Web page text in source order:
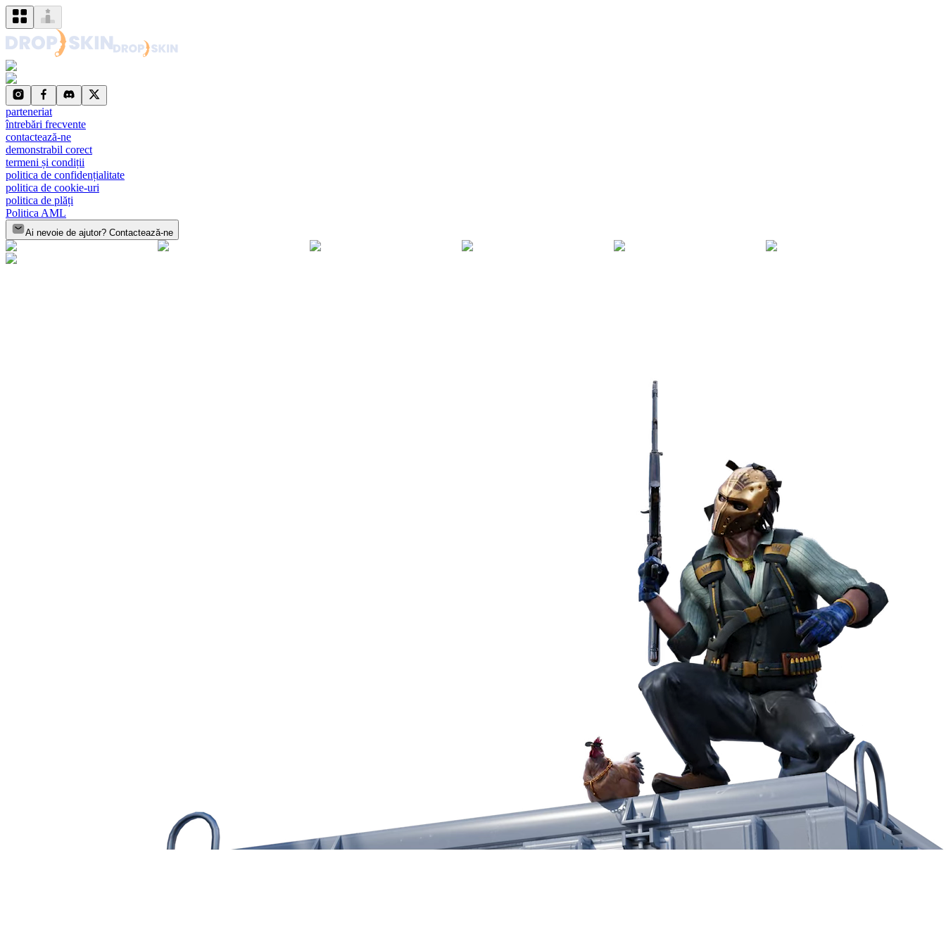
parteneriat
întrebări frecvente
contactează-ne
demonstrabil corect
termeni și condiții
politica de confidențialitate
politica de cookie-uri
politica de plăți
Politica AML
Ai nevoie de ajutor? Contactează-ne